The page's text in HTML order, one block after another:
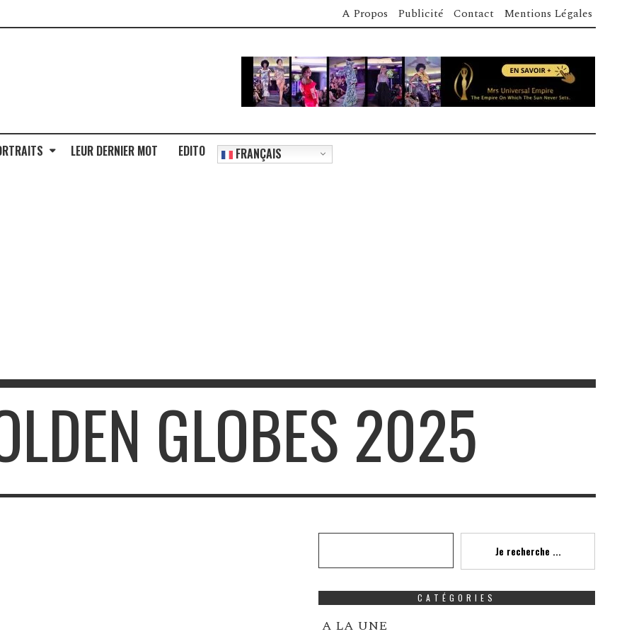
A Propos Publicité Contact Mentions Légales
LEUR DERNIER MOT EDITO FRANÇAIS
GLOBES 2025
Je recherche ...
CATÉGORIES
A LA UNE